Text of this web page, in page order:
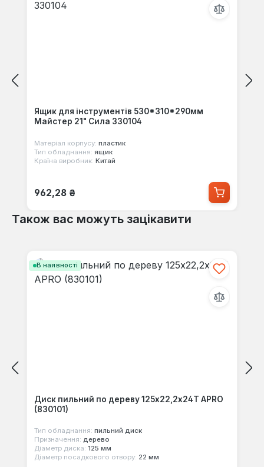
Ящик для інструментів 530*310*290мм
Майстер 21" Сила 330104
Матеріал корпусу: пластик
Тип обладнання: ящик
Країна виробник: Китай
Звичайна ціна:
962,28 ₴
Також вас можуть зацікавити
В наявності
Диск пильний по дереву 125х22,2х24Т APRO
(830101)
Тип обладнання: пильний диск
Призначення: дерево
Діаметр диска: 125 мм
Діаметр посадкового отвору: 22 мм